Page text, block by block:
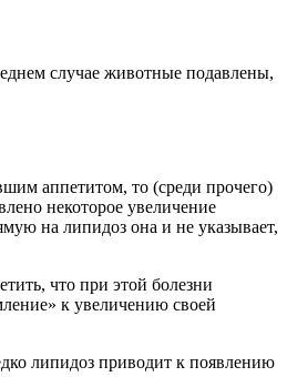
случае животные подавлены,
аппетитом, то (среди прочего)
некоторое увеличение
на липидоз она и не указывает,
что при этой болезни
к увеличению своей
липидоз приводит к появлению